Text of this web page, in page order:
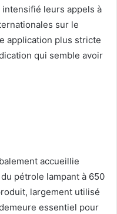
leurs appels à
sur le
application plus stricte
qui semble avoir
accueillie
pétrole lampant à 650
largement utilisé
essentiel pour